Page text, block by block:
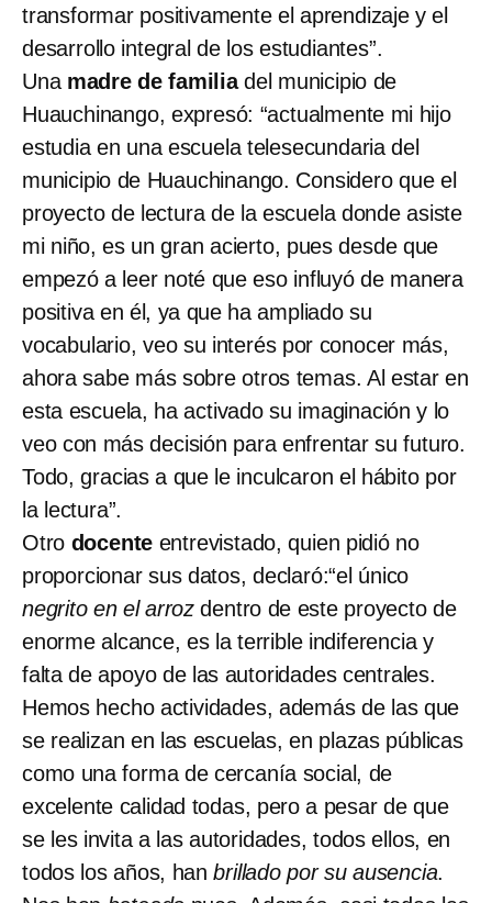
transformar positivamente el aprendizaje y el
desarrollo integral de los estudiantes”.
Una madre de familiadel municipio de
Huauchinango, expresó: “actualmente mi hijo
estudia en una escuela telesecundaria del
municipio de Huauchinango. Considero que el
proyecto de lectura de la escuela donde asiste
mi niño, es un gran acierto, pues desde que
empezó a leer noté que eso influyó de manera
positiva en él, ya que ha ampliado su
vocabulario, veo su interés por conocer más,
ahora sabe más sobre otros temas. Al estar en
esta escuela, ha activado su imaginación y lo
veo con más decisión para enfrentar su futuro.
Todo, gracias a que le inculcaron el hábito por
la lectura”.
Otro docente entrevistado, quien pidió no
proporcionar sus datos, declaró:“el único
negrito en el arroz dentro de este proyecto de
enorme alcance, es la terrible indiferencia y
falta de apoyo de las autoridades centrales.
Hemos hecho actividades, además de las que
se realizan en las escuelas, en plazas públicas
como una forma de cercanía social, de
excelente calidad todas, pero a pesar de que
se les invita a las autoridades, todos ellos, en
todos los años, hanbrillado por su ausencia.